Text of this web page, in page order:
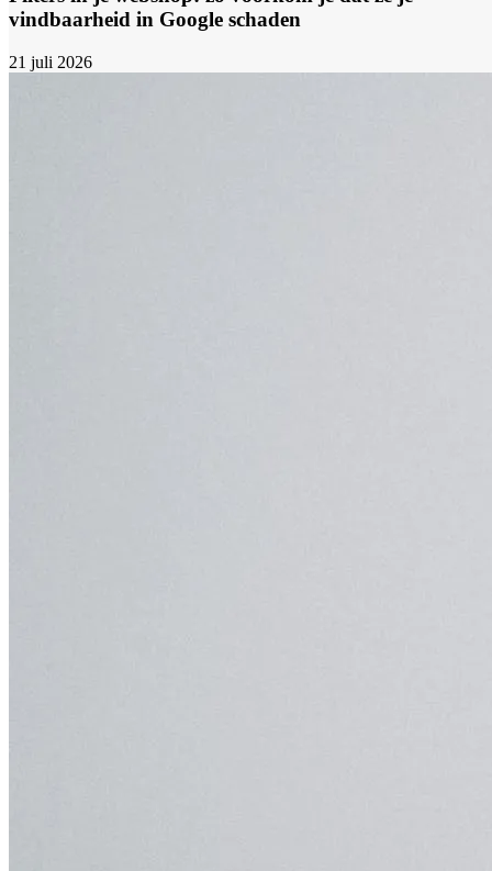
vindbaarheid in Google schaden
21 juli 2026